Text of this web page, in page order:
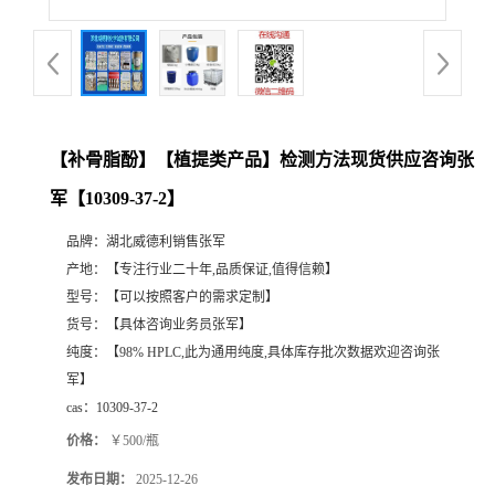
【补骨脂酚】【植提类产品】检测方法现货供应咨询张
军【10309-37-2】
品牌： 湖北威德利销售张军
产地：
【专注行业二十年,品质保证,值得信赖】
型号：
【可以按照客户的需求定制】
货号：
【具体咨询业务员张军】
纯度：
【98% HPLC,此为通用纯度,具体库存批次数据欢迎咨询张
军】
cas： 10309-37-2
价格： ￥500/瓶
发布日期： 2025-12-26